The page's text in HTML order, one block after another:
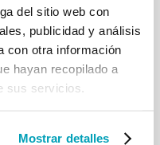
del sitio web con
publicidad y análisis
con otra información
hayan recopilado a
sus servicios.
Mostrar detalles